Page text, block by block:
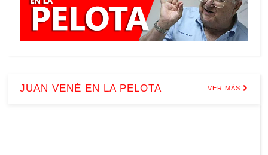
JUAN VENÉ EN LA PELOTA VER MÁS